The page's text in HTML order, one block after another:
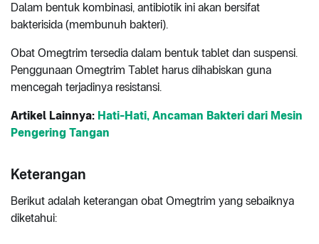
Dalam bentuk kombinasi, antibiotik ini akan bersifat
bakterisida (membunuh bakteri).
Obat Omegtrim tersedia dalam bentuk tablet dan suspensi.
Penggunaan Omegtrim Tablet harus dihabiskan guna
mencegah terjadinya resistansi.
Artikel Lainnya: Hati-Hati, Ancaman Bakteri dari Mesin
Pengering Tangan
Keterangan
Berikut adalah keterangan obat Omegtrim yang sebaiknya
diketahui: